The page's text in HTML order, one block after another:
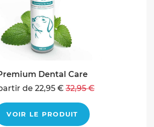
Dental Care
de 22,95 €32,95 €
VOIR LE PRODUIT